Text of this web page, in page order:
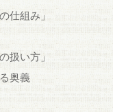
仕組み」
扱い方」
奥義